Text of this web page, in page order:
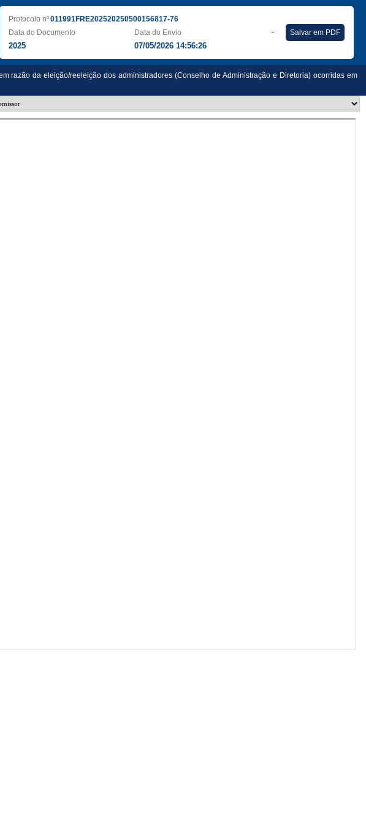
Protocolo nº011991FRE202520250500156817-76
Data do Documento
2025
Data do Envio
07/05/2026 14:56:26
- Salvar em PDF
razão da eleição/reeleição dos administradores (Conselho de Administração e Diretoria) ocorridas em